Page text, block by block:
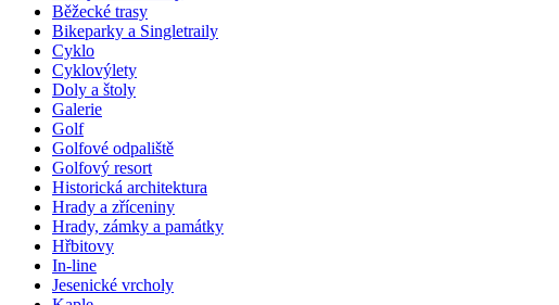
Běžecké trasy
Bikeparky a Singletraily
Cyklo
Cyklovýlety
Doly a štoly
Galerie
Golf
Golfové odpaliště
Golfový resort
Historická architektura
Hrady a zříceniny
Hrady, zámky a památky
Hřbitovy
In-line
Jesenické vrcholy